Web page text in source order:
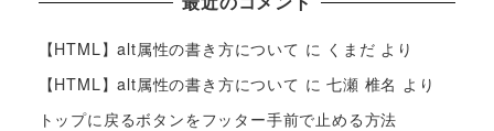
【HTML】alt属性の書き方について に くまだ より
【HTML】alt属性の書き方について に七瀬 椎名 より
トップに戻るボタンをフッター手前で止める方法